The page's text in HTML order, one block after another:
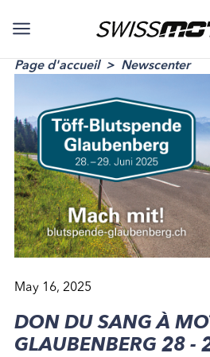
Page d'accueil Newscenter
May 16, 2025
DON DU SANG À
GLAUBENBERG 28